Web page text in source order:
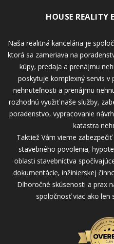
HOUSE REALITY
Naša realitná kancelária je
ktorá sa zameriava na
kúpy, predaja a prenájmu
poskytuje komplexný servis v
nehnuteľnosti a prenájmu
rozhodnú využiť naše služby,
poradenstvo, vypracovanie
katastra
Taktiež Vám vieme
stavebného povolenia,
oblasti stavebníctva
dokumentácie, inžinierskej
Dlhoročné skúsenosti a prax
spoločnosť viac ako len